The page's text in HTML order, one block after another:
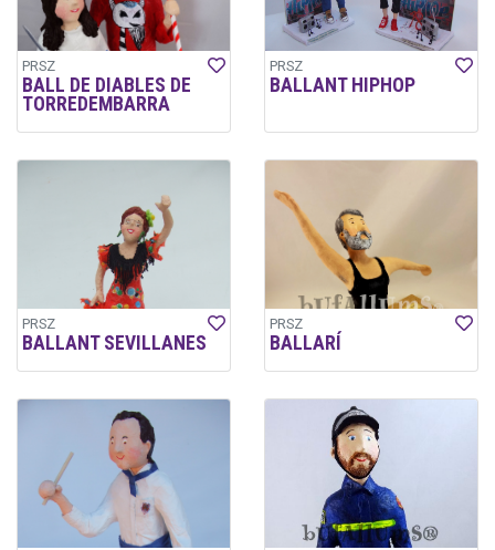
PRSZ
BALL DE DIABLES DE
TORREDEMBARRA
PRSZ
BALLANT HIPHOP
PRSZ
BALLANT SEVILLANES
PRSZ
BALLARÍ